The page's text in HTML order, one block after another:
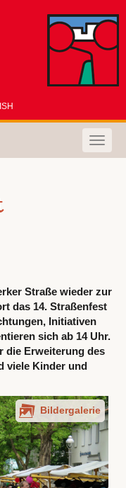
Toggle
Straße wieder zur
das 14. Straßenfest
Initiativen
sich ab 14 Uhr.
die Erweiterung des
viele Kinder und
Bildergalerie